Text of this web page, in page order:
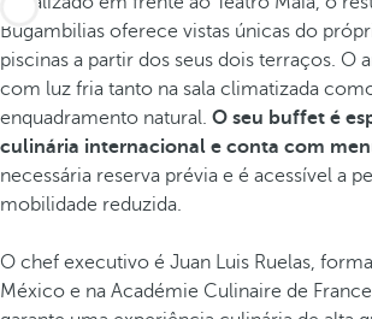
Bugambilias oferece vistas únicas do
piscinas a partir dos seus dois terraços. O
com luz fria tanto na sala climatizada
enquadramento natural. O seu buffet é
culinária internacional e conta com
necessária reserva prévia e é acessível a
mobilidade reduzida.
O chef executivo é Juan Luis Ruelas,
México e na Académie Culinaire de